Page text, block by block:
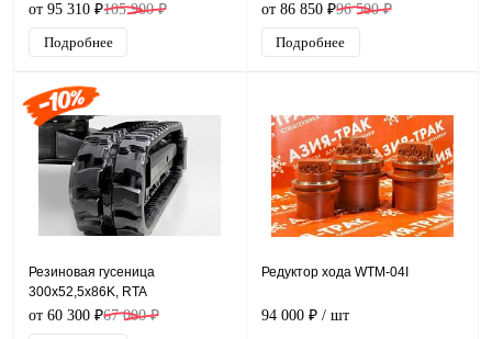
от 95 310 ₽105 900 ₽
Подробнее
от 86 850 ₽96 500 ₽
Подробнее
Резиновая гусеница
300x52,5x86K, RTA
от 60 300 ₽67 000 ₽
Редуктор хода WTM-04I
94 000 ₽/ шт